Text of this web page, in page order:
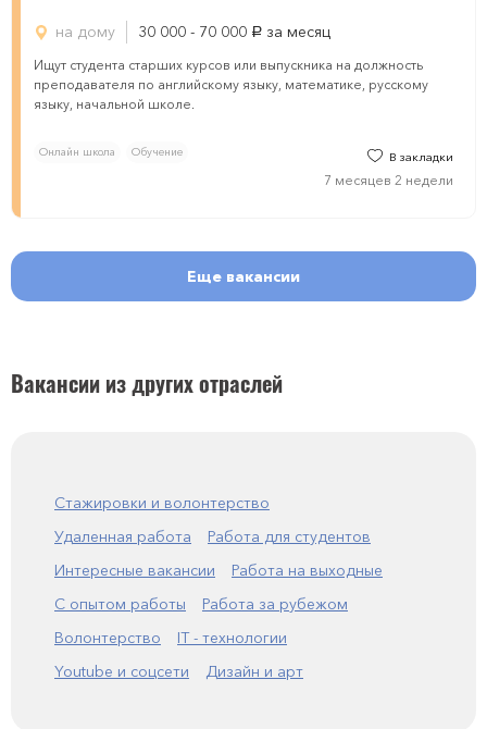
на дому 30 000 - 70 000 руб. за месяц
Ищут студента старших курсов или выпускника на должность
преподавателя по английскому языку, математике, русскому
языку, начальной школе.
Онлайн школа Обучение В закладки
7 месяцев 2 недели
Еще вакансии
Вакансии из других отраслей
Стажировки и волонтерство
Удаленная работа
Работа для студентов
Интересные вакансии
Работа на выходные
С опытом работы
Работа за рубежом
Волонтерство
IT - технологии
Youtube и соцсети
Дизайн и арт